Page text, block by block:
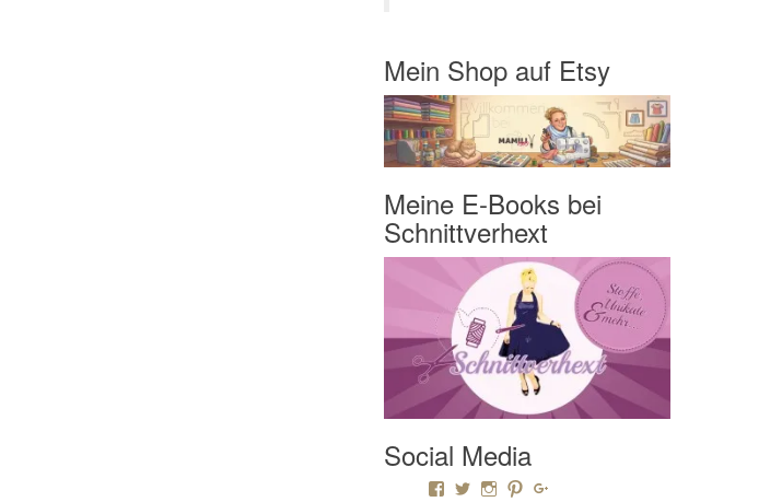
Mein Shop auf Etsy
Meine E-Books bei
Schnittverhext
Social Media
Profil von Mamili1910 auf Facebook anzeigen
Profil von Mamili1910 auf Twitter anzeigen
Profil von Mamili1910 auf Instagram
Profil von Mamili1910 auf Pinterest